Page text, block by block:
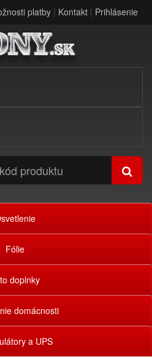
platby | Kontakt | Prihlásenie
Fólie
doplnky
domácnosti
a UPS